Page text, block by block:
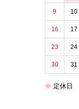
9 10
16 17
23 24
30 31
定休日